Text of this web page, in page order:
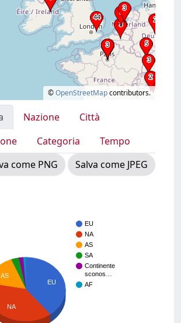
©OpenStreetMapcontributors.
Nazione
Città
Categoria
Tempo
come PNG
Salva come JPEG
EU
NA
AS
SA
Continente
sconos…
AF
EU
AS
NA